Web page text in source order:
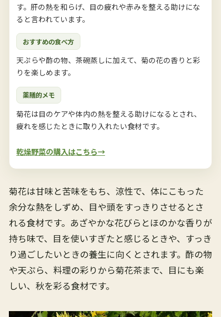
す。肝の熱を和らげ、目の疲れや赤みを整える助けにな
ると言われています。
おすすめの食べ方
天ぷらや酢の物、茶碗蒸しに加えて、菊の花の香りと彩
りを楽しめます。
薬膳的メモ
菊花は目のケアや体内の熱を整える助けになるとされ、
疲れを感じたときに取り入れたい食材です。
乾燥野菜の購入はこちら→
菊花は甘味と苦味をもち、涼性で、体にこもった
余分な熱をしずめ、目や頭をすっきりさせるとさ
れる食材です。あざやかな花びらとほのかな香りが
持ち味で、目を使いすぎたと感じるときや、すっき
り過ごしたいときの養生に向くとされます。酢の物
や天ぷら、料理の彩りから菊花茶まで、目にも楽
しい、秋を彩る食材です。